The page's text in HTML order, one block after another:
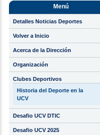
Menú
Detalles Noticias Deportes
Volver a Inicio
Acerca de la Dirección
Organización
Clubes Deportivos
Historia del Deporte en la
UCV
Desafio UCV DTIC
Desafio UCV 2025